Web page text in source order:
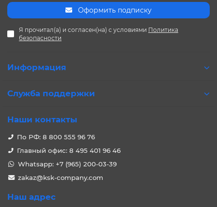
Оформить подписку
Я прочитал(а) и согласен(на) с условиями Политика
безопасности
Информация
Служба поддержки
Наши контакты
По РФ: 8 800 555 96 76
Главный офис: 8 495 401 96 46
Whatsapp: +7 (965) 200-03-39
zakaz@ksk-company.com
Наш адрес